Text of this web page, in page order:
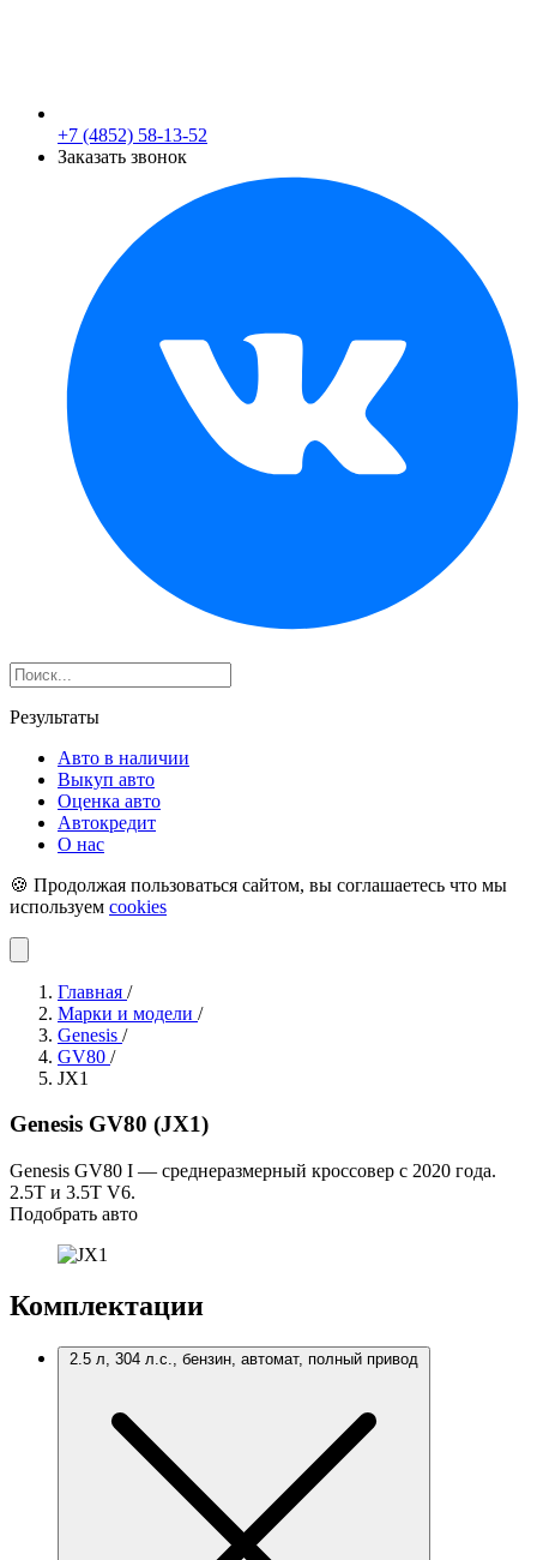
+7 (4852) 58-13-52
Заказать звонок
Результаты
Авто в наличии
Выкуп авто
Оценка авто
Автокредит
О нас
🍪 Продолжая пользоваться сайтом, вы соглашаетесь что мы
используем cookies
Главная /
Марки и модели /
Genesis /
GV80 /
JX1
Genesis GV80 (JX1)
Genesis GV80 I — среднеразмерный кроссовер с 2020 года.
2.5T и 3.5T V6.
Подобрать авто
Комплектации
2.5 л, 304 л.с., бензин, автомат, полный привод